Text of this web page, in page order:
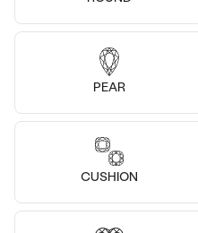
PEAR
CUSHION
Vanani
od 26 480 Kč